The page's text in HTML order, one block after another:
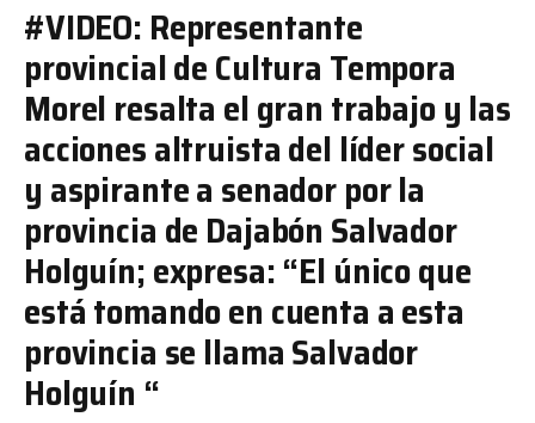
#VIDEO: Representante
provincial de Cultura Tempora
Morel resalta el gran trabajo y las
acciones altruista del líder social
y aspirante a senador por la
provincia de Dajabón Salvador
Holguín; expresa: “El único que
está tomando en cuenta a esta
provincia se llama Salvador
Holguín “